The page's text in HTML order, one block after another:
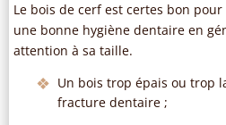
Le bois de cerf est certes bon pour
une bonne hygiène dentaire en
attention à sa taille.
Un bois trop épais ou trop
fracture dentaire ;